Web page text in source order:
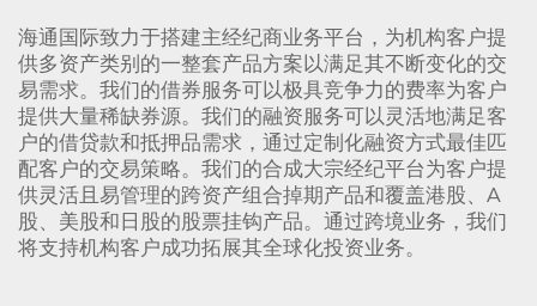
海通国际致力于搭建主经纪商业务平台，为机构客户提
供多资产类别的一整套产品方案以满足其不断变化的交
易需求。我们的借券服务可以极具竞争力的费率为客户
提供大量稀缺券源。我们的融资服务可以灵活地满足客
户的借贷款和抵押品需求，通过定制化融资方式最佳匹
配客户的交易策略。我们的合成大宗经纪平台为客户提
供灵活且易管理的跨资产组合掉期产品和覆盖港股、A
股、美股和日股的股票挂钩产品。通过跨境业务，我们
将支持机构客户成功拓展其全球化投资业务。